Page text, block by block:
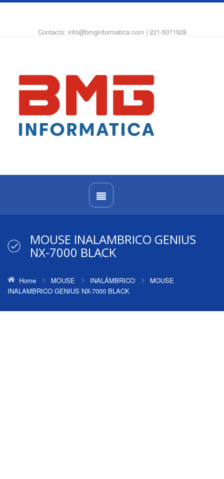
Contacto: info@bmginformatica.com | 221-5071928
MOUSE INALAMBRICO GENIUS
NX-7000 BLACK
Home MOUSE INALÁMBRICO
MOUSE
INALAMBRICO GENIUS NX-7000 BLACK